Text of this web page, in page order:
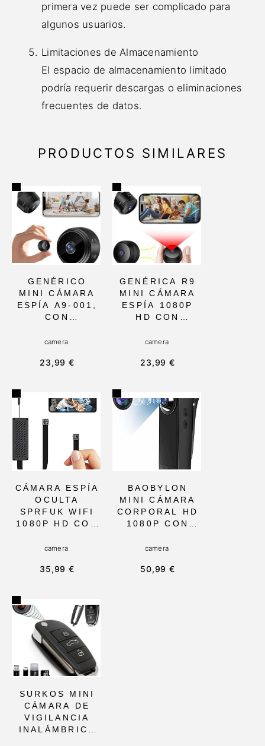
primera vez puede ser complicado para
algunos usuarios.
Limitaciones de Almacenamiento
El espacio de almacenamiento limitado
podría requerir descargas o eliminaciones
frecuentes de datos.
PRODUCTOS SIMILARES
GENÉRICO
MINI CÁMARA
ESPÍA A9-001,
CON
1080P Y
MOVIMIENTO,
RESISTENTE A
CLIMAS
ADVERSOS,
IDEAL PARA
SEGURIDAD
INTERIOR Y
EXTERIOR
camera
23,99 €
GENÉRICA R9
MINI CÁMARA
ESPÍA 1080P
HD CON
NOCTURNA,
DE VISIÓN,
COMPATIBLE
CON TABLET O
SMARTPHONE.
ESPIONAJE EN
NEGOCIOS
camera
23,99 €
CÁMARA ESPÍA
OCULTA
SPRFUK WIFI
1080P HD CON
MOVIMIENTO Y
BUCLE,
SMARTPHONE,
IDEAL PARA
SEGURIDAD EN
INTERIORES Y
EXTERIORES
camera
35,99 €
BAOBYLON
MINI CÁMARA
CORPORAL HD
1080P CON
NOCTURNA Y
MOVIMIENTO,
camera
50,99 €
SURKOS MINI
CÁMARA DE
VIGILANCIA
INALÁMBRICA